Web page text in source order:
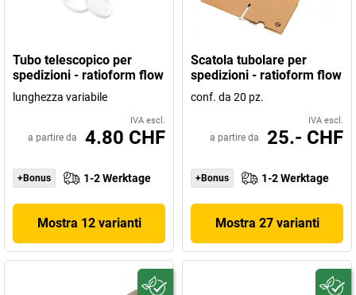
Tubo telescopico per
spedizioni - ratioform flow
lunghezza variabile
IVA escl.
a partire da 4.80 CHF
+Bonus 1-2 Werktage
Mostra 12 varianti
Scatola tubolare per
spedizioni - ratioform flow
conf. da 20 pz.
IVA escl.
a partire da 25.- CHF
+Bonus 1-2 Werktage
Mostra 27 varianti